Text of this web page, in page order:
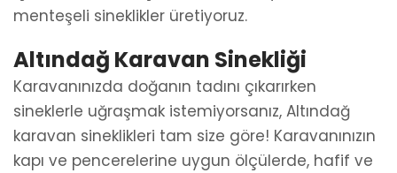
menteşeli sineklikler üretiyoruz.
Altındağ Karavan Sinekliği
Karavanınızda doğanın tadını çıkarırken
sineklerle uğraşmak istemiyorsanız, Altındağ
karavan sineklikleri tam size göre! Karavanınızın
kapı ve pencerelerine uygun ölçülerde, hafif ve